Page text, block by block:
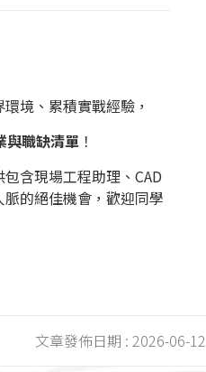
境、累積實戰經驗，
與職缺清單！
含現場工程助理、CAD
的絕佳機會，歡迎同學
文章發佈日期 : 2026-06-12